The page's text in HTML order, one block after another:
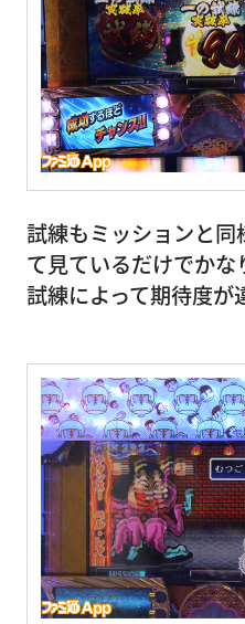
試練もミッションと
て見ているだけでかな
試練によって期待度が